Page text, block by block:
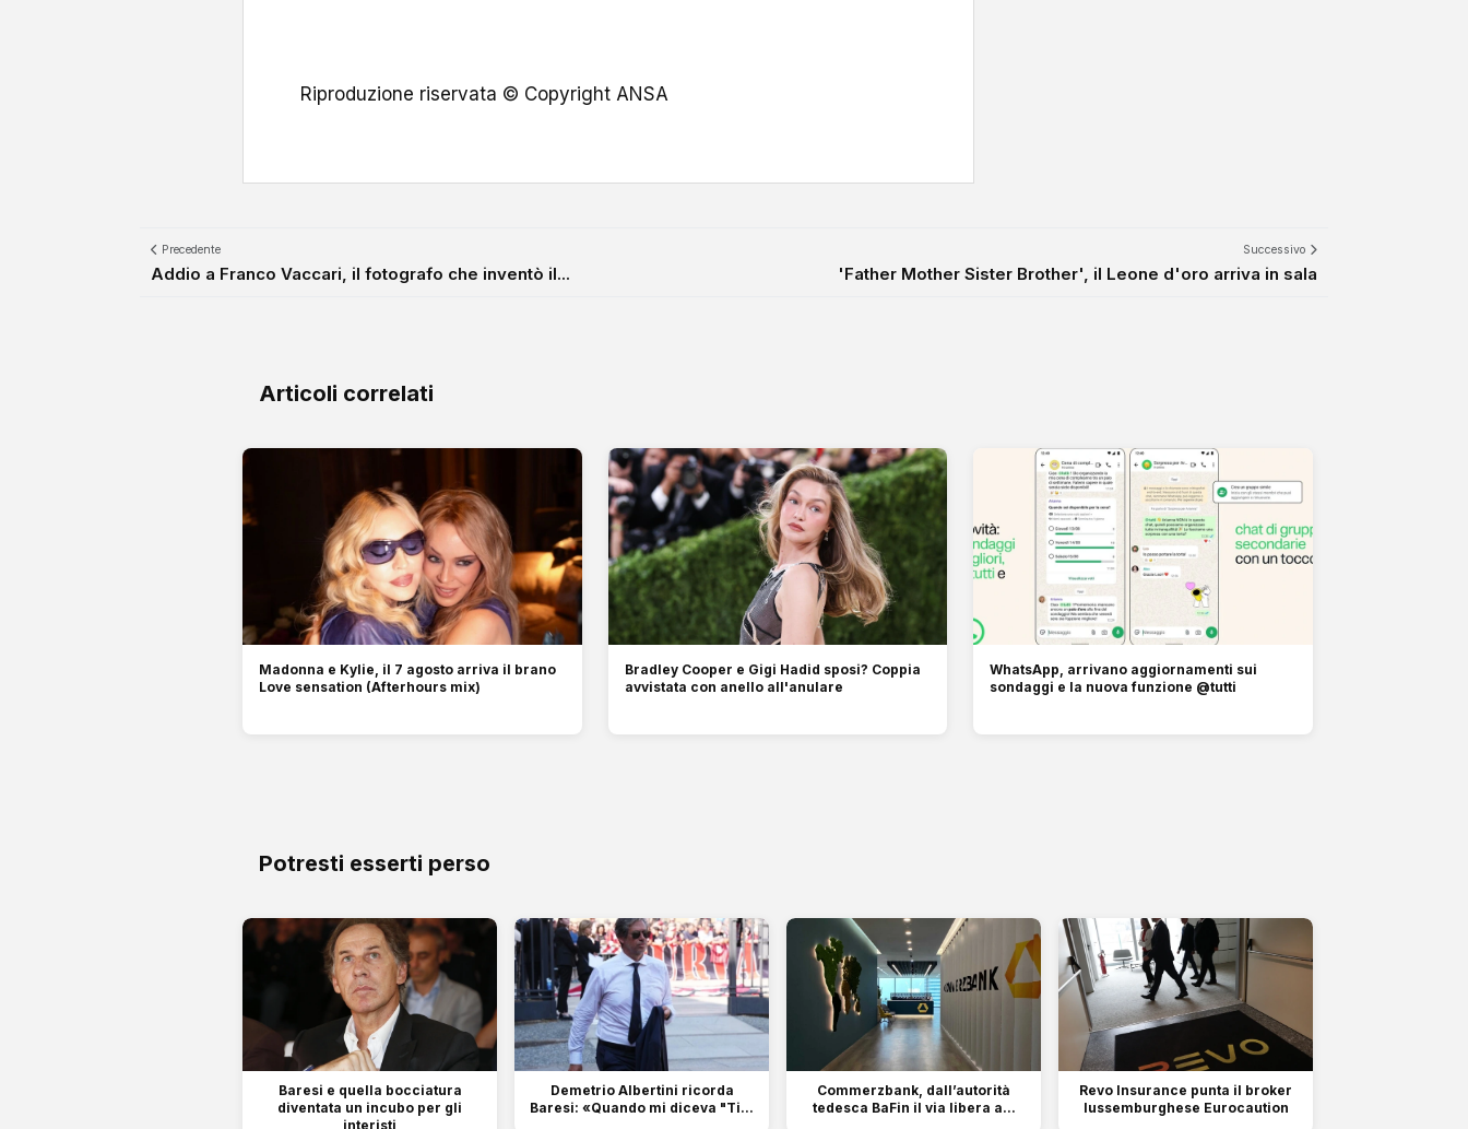
Riproduzione riservata © Copyright ANSA
Precedente
Addio a Franco Vaccari, il fotografo che inventò il...
Successivo
'Father Mother Sister Brother', il Leone d'oro arriva in sala
Articoli correlati
Madonna e Kylie, il 7 agosto arriva il brano
Love sensation (Afterhours mix)
Bradley Cooper e Gigi Hadid sposi? Coppia
avvistata con anello all'anulare
WhatsApp, arrivano aggiornamenti sui
sondaggi e la nuova funzione @tutti
Potresti esserti perso
Baresi e quella bocciatura
diventata un incubo per gli
interisti
Demetrio Albertini ricorda
Baresi: «Quando mi diceva "Ti...
Commerzbank, dall’autorità
tedesca BaFin il via libera a...
Revo Insurance punta il broker
lussemburghese Eurocaution